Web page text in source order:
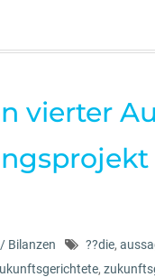
vierter
Bilanzen ??die,
,